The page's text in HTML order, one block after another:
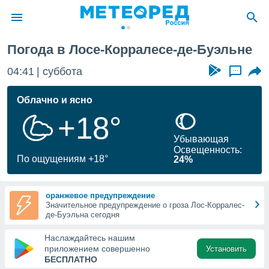
о
Вы можете
к этому
доступ
Погода в Лосе-Корралесе-де-Буэльне
04:41 суббота ...
Облачно и ясно
+18°
По ощущениям +18°
Убывающая
Освещенность:
24%
оранжевое предупреждение
Значительное предупреждение о гроза Лос-Корралес-
де-Буэльна сегодня
Наслаждайтесь нашим
приложением совершенно
БЕСПЛАТНО
Установить